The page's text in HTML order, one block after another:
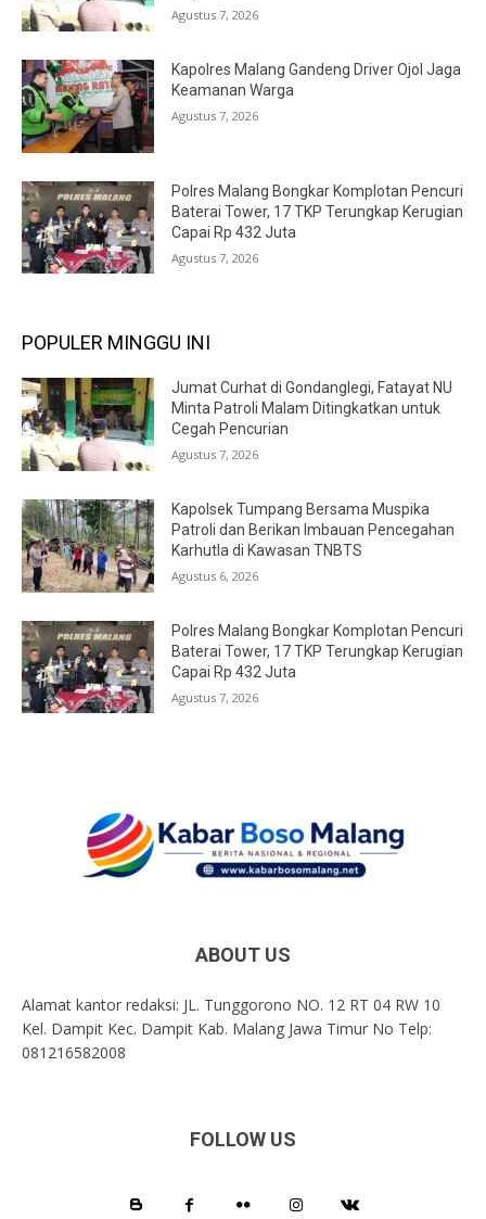
Agustus 7, 2026
Kapolres Malang Gandeng Driver Ojol Jaga
Keamanan Warga
Agustus 7, 2026
Polres Malang Bongkar Komplotan Pencuri
Baterai Tower, 17 TKP Terungkap Kerugian
Capai Rp 432 Juta
Agustus 7, 2026
POPULER MINGGU INI
Jumat Curhat di Gondanglegi, Fatayat NU
Minta Patroli Malam Ditingkatkan untuk
Cegah Pencurian
Agustus 7, 2026
Kapolsek Tumpang Bersama Muspika
Patroli dan Berikan Imbauan Pencegahan
Karhutla di Kawasan TNBTS
Agustus 6, 2026
Polres Malang Bongkar Komplotan Pencuri
Baterai Tower, 17 TKP Terungkap Kerugian
Capai Rp 432 Juta
Agustus 7, 2026
ABOUT US
Alamat kantor redaksi: JL. Tunggorono NO. 12 RT 04 RW 10
Kel. Dampit Kec. Dampit Kab. Malang Jawa Timur No Telp:
081216582008
FOLLOW US